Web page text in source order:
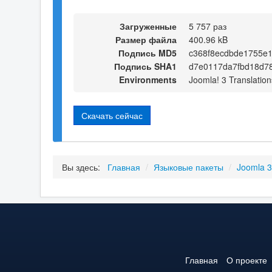
Загруженные
5 757 раз
Размер файла
400.96 kB
Подпись MD5
Подпись SHA1
Environments
Joomla! 3
Скачать сейчас
Вы здесь: Главная / Языковые пакеты / Joomla
Главная О проекте